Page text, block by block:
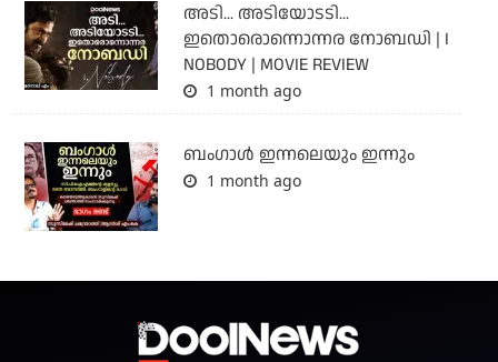
അടി... അടിയോടടി...
ഇതൊരൊന്നൊന്നര നോബഡി | I
NOBODY | MOVIE REVIEW
1 month ago
ബംഗാള്‍ ഇന്നലെയും ഇന്നും
1 month ago